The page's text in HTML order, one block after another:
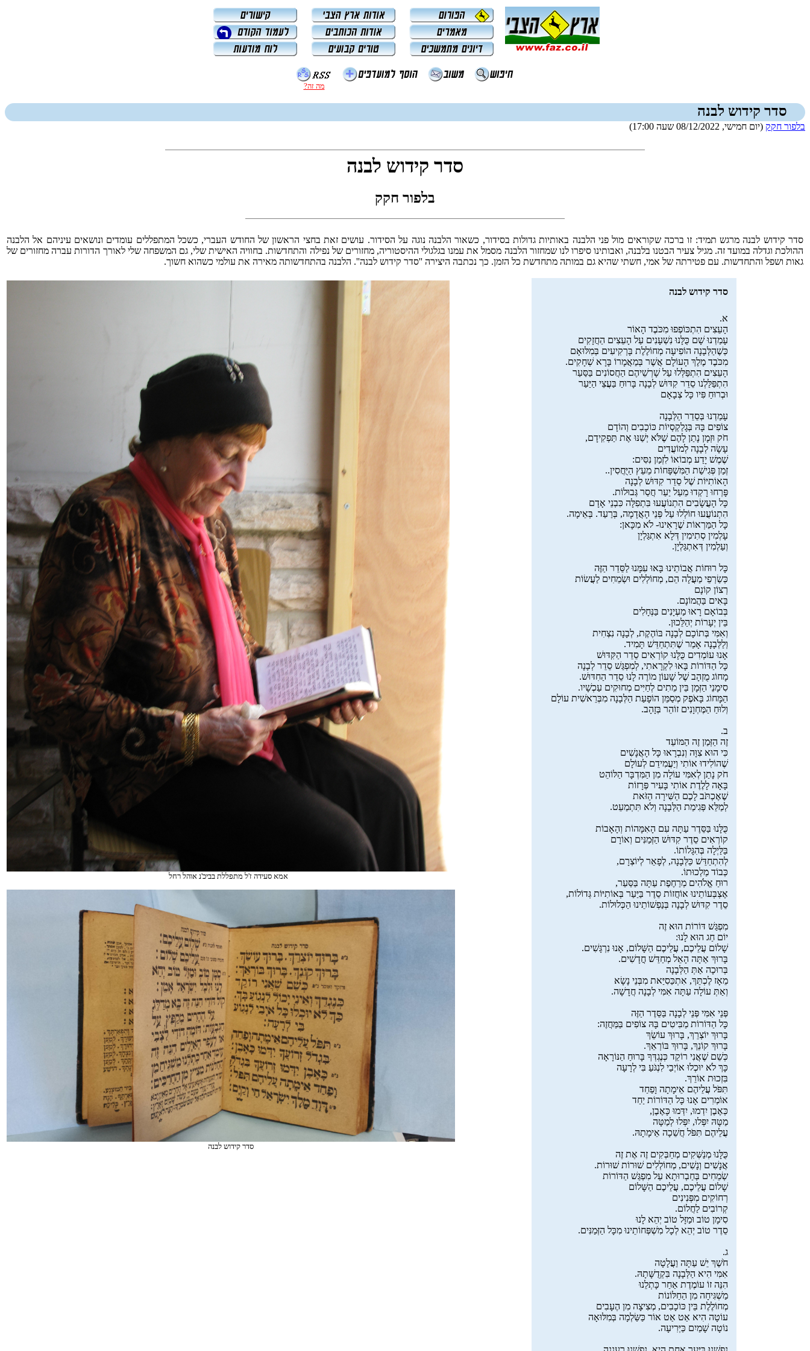
מה זה?
סדר קידוש לבנה
בלפור חקק (יום חמישי, 08/12/2022 שעה 17:00)
סדר קידוש לבנה
בלפור חקק
סדר קידוש לבנה מרגש תמיד: זו ברכה שקוראים מול פני הלבנה באותיות גדולות בסידור, כשאור הלבנה נוגה על הסידור. עושים זאת בחצי הראשון של החודש העברי, כשכל המתפללים עומדים ונושאים עיניהם אל הלבנה
ההולכת וגדלה במועד זה. מגיל צעיר הבטנו בלבנה, ואבותינו סיפרו לנו שמחזור הלבנה מסמל את עמנו בגלגולי ההיסטוריה, מחזורים של נפילה והתחדשות. בחוויה האישית שלי, גם המשפחה שלי לאורך הדורות עברה מחזורים של
גאות ושפל והתחדשות. עם פטירתה של אמי, חשתי שהיא גם במותה מתחדשת כל הזמן. כך נכתבה היצירה ''סדר קידוש לבנה''. הלבנה בהתחדשותה מאירה את עולמי כשהוא חשוך.
אמא סעידה ז'ל מתפללת בביכ'נ אוהל רחל
סדר קידוש לבנה
סדר קידוש לבנה
א.
הָעֵצִים הִתְכּוֹפְפוּ מִכֹּבֶד הָאוֹר
עָמַדְנוּ שָׁם כֻּלָּנוּ נִשְׁעָנִים עַל הָעֵצִים הַחֲזָקִים
כְּשֶׁהַלְּבָנָה הוֹפִיעָה מְחוֹלֶלֶת בָּרְקִיעִים בְּמִלּוּאָם
מִכֹּבֶד מֶלֶךְ הָעוֹלָם אֲשֶׁר בְּמַאֲמָרוֹ בָּרָא שְׁחָקִים.
הָעֵצִים הִתְפַּלְּלוּ עַל שָׁרְשֵׁיהֶם הַחֲסוֹנִים בַּסַּעַר
הִתְפַּלַּלְנו סֵדֵר קִדּוּשׁ לְבָנָה בָּרוּחַ בַּעֲצֵי הַיַּעַר
וּבְרוּחַ פִּיו כָּל צְבָאָם
עָמַדְנוּ בְּסֵדֵר הַלְּבָנָה
צוֹפִים בָּהּ בְּגָלַקְסְיוֹת כּוֹכָבִים וְהוֹדָם
חֹק וּזְמָן נָתַן לָהֶם שֶׁלֹּא יְשַׁנּוּ אֶת תַּפְקִידָם,
עָשָׂה לְבָנָה לְמוֹעֲדִים
שֶׁמֶשׁ יָדַע מְבוֹאוֹ לִזְמַן נִסִּים:
זְמַן פְּגִישַׁת הַמִּשְׁפָּחוֹת מֵעֵץ הַיֻּחֲסִין..
הָאוֹתִיּוֹת שֶׁל סֵדֵר קִדּוּשׁ לְבָנָה
פָּרְחוּ רָקְדוּ מֵעַל יַעַר חֲסַר גְּבוּלוֹת.
כָּל הָעֲשָׂבִים הִתְנוֹעֲעוּ בִּתְפִלָּה כִּבְנֵי אָדָם
הִתְנוֹעֲעוּ חוֹלְלוּ עַל פְּנֵי הָאֲדָמָה, בְּרַעַד. בְּאֵימָה.
כָּל הַמַּרְאוֹת שֶׁרָאִינוּ- לֹא מִכָּאן:
עָלְמִין סְתִימִין דְּלָא אִתְגַּלְיָן
וְעַלְמִין דְּאִתְגַּלְיָן.
כָּל רוּחוֹת אֲבוֹתֵינוּ בָּאוּ עִמָּנוּ לַסֵּדֵר הַזֶּה
כְּשַׂרְפֵי מַעֲלָה הֵם, מְחוֹלְלִים וּשְׂמֵחִים לַעֲשׂוֹת
רְצוֹן קוֹנָם
בָּאִים בַּהֲמוֹנָם.
בְּבוֹאָם רָאוּ מַעְיָנִים בַּנְּחָלִים
בֵּין יְעָרוֹת יְהַלֵּכוּן.
וְאִמִּי בְּתוֹכָם לְבָנָה בּוֹהֶקֶת, לְבָנָה נִצְחִית
וְלַלְּבָנָה אָמַר שֶׁתִּתְחַדֵּשׁ תָּמִיד.
אָנוּ עוֹמְדִים כֻּלָּנוּ קוֹרְאִים סֵדֵר הַקִּדּוּשׁ
כָּל הַדּוֹרוֹת בָּאוּ לִקְרָאתִי, לְמִפְגַּשׁ סֵדֵר לְבָנָה
מָחוֹג מֻזְהָב שֶׁל שָׁעוֹן מוֹרֶה לָנוּ סֵדֵר הַחִדּוּשׁ.
סִימָנֵי הַזְּמָן בֵּין מֵתִים לְחַיִּים מְחוּקִים עַכְשָׁיו.
הַמָּחוֹג בָּאֹפֶק מְסַמֵּן הוֹפָעַת הַלְּבָנָה מִבְּרֵאשִׁית עוֹלָם
וְלוּחַ הַמֶּחְוָנִים זוֹהֵר בְּזָהָב.
ב.
זֶה הַזְּמַן זֶה הַמּוֹעֵד
כִּי הוּא צִוָּה וְנִבְרָאוּ כָּל הָאֲנָשִׁים
שֶׁהוֹלִידוּ אוֹתִי וְיַעֲמִידֵם לְעוֹלָם
חֹק נָתַן לְאִמִּי עוֹלָה מִן הַמִּדְבָּר הַלּוֹהֵט
בָּאָה לָלֶדֶת אוֹתִי בָּעִיר פְּרָזוֹת
שֶׁאֶכְתֹּב לָכֶם הַשִּׁירָה הַזֹּאת
לְמַלֵּא פְּגִימַת הַלְּבָנָה וְלֹא תִּתְמַעֵט.
כֻּלָּנוּ בַּסֵּדֶר עַתָּה עִם הָאִמָּהוֹת וְהָאָבוֹת
קוֹרְאִים סֵדֶר קִדּוּשׁ הַזְּמַנִּים וְאוֹרָם
בַּלַּיְלָה בְּהִגָּלוֹתוֹ.
לְהִתְחַדֵּשׁ כַּלְּבָנָה, לְפָאֵר לְיוֹצְרָם,
כְּבוֹד מַלְכוּתוֹ.
רוּחַ אֱלֹהִים מְרַחֶפֶת עַתָּה בַּסַּעַר,
אֶצְבְּעוֹתֵינוּ אוֹחֲזוֹת סֵדֶר בַּיַּעַר בְּאוֹתִיּוֹת גְּדוֹלוֹת,
סֵדֶר קִדּוּשׁ לְבָנָה בְּנַפְשׁוֹתֵינוּ הַכְּלוּלוֹת.
מִפְגַּשׁ דּוֹרוֹת הוּא זֶה
יוֹם חַג הוּא לָנוּ:
שָׁלוֹם עֲלֵיכֶם, עֲלֵיכֶם הַשָּׁלוֹם, אָנוּ נִרְגָּשִׁים.
בָּרוּךְ אַתָּה הָאֵל מְחַדֵּשׁ חֳדָשִׁים.
בְּרוּכָה אַתְּ הַלְּבָנָה
מֵאָז לֶכְתֵּךְ, אִתְכַּסִיַּאת מִבְּנֵי נָשָׂא
וְאַתְּ עוֹלָה עַתָּה אִמִּי לְבָנָה חֲדָשָׁה.
פְּנֵי אִמִּי פְּנֵי לְבָנָה בַּסֵּדֶר הַזֶּה
כָּל הַדּוֹרוֹת מַבִּיטִים בָּהּ צוֹפִים בַּמַּחֲזֶה:
בָּרוּךְ יוֹצְרֵךְ, בָּרוּךְ עוֹשֵׂךְ
בָּרוּךְ קוֹנֵךְ, בָּרוּךְ בּוֹרְאֵךְ.
כְּשֵׁם שֶׁאֲנִי רוֹקֵד כְּנֶגְדְּךָ בָּרוּחַ הַנּוֹרָאָה
כָּךְ לֹא יוּכְלוּ אוֹיְבַי לִנְגֹּעַ בִּי לְרָעָה
בִּזְכוּת אוֹרֵךְ.
תִּפֹּל עֲלֵיהֶם אֵימָתָה וָפַחַד
אוֹמְרִים אָנוּ כָּל הַדּוֹרוֹת יַחַד
כְּאֶבֶן יִדְמוּ, יִדְּמוּ כָּאֶבֶן,
מַטָּהּ יִפְּלוּ, יִפְּלוּ לְמַטָּה
עֲלֵיהֶם תִּפֹּל חֲשֵׁכָה אֵימָתָהּ.
כֻּלָּנוּ מְנַשְּׁקִים מְחַבְּקִים זֶה אֶת זֶה
אֲנָשִׁים וְנָשִׁים, מְחוֹלְלִים שׁוּרוֹת שׁוּרוֹת.
שְׂמֵחִים בְּחַבְרוּתָא עַל מִפְגַּשׁ הַדּוֹרוֹת
שָׁלוֹם עֲלֵיכֶם, עֲלֵיכֶם הַשָּׁלוֹם
רְחוֹקִים מִפְּנִינִים
קְרוֹבִים לַחֲלוֹם.
סִימָן טוֹב וּמַזָּל טוֹב יְהֵא לָנוּ
סֵדֶר טוֹב יְהֵא לְכָל מִשְׁפְּחוֹתֵינוּ מִכָּל הַזְּמַנִּים.
ג.
חֹשֶׁךְ יֵשׁ עַתָּה וַעֲלָטָה
אִמִּי הִיא הַלְּבָנָה בִּקְדֻשָּׁתָהּ.
הִנֵּה זוֹ עוֹמֶדֶת אַחַר כָּתְלֵנוּ
מַשְׁגִּיחָה מִן הַחַלּוֹנוֹת
מְחוֹלֶלֶת בֵּין כּוֹכָבִים, מְצִיצָה מִן הֶעָבִים
עוֹטָה הִיא אַט אַט אוֹר כַּשַּׂלְמָה בְּמִלּוּאָה
נוֹטָה שָׁמַיִם כַּיְּרִיעָה.